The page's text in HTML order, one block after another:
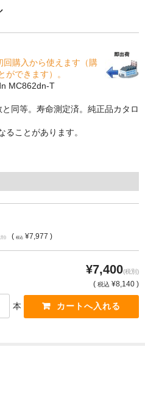
。何が違うのですか？
社、使えない会社
回購入から使えます（購
ができます）。
MC862dn-T
同等。寿命測定済。純正品カタロ
ことがあります。
別) ( 税込 ¥7,977 )
¥7,400(税別)
( 税込 ¥8,140 )
本